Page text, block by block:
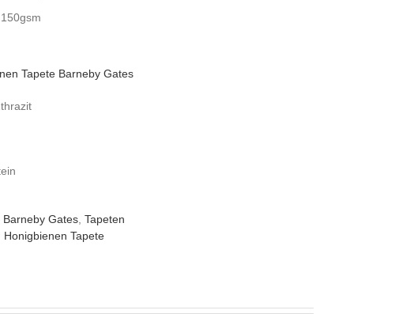
150gsm
Barneby Gates Tapeten
Honigbienen Tapete